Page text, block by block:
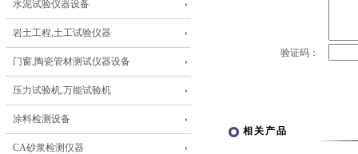
水泥试验仪器设备
岩土工程,土工试验仪器
门窗,陶瓷管材测试仪器设备
压力试验机,万能试验机
涂料检测设备
CA砂浆检测仪器
验证码：
相关产品